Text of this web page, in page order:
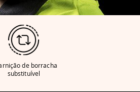
de borracha
substituível